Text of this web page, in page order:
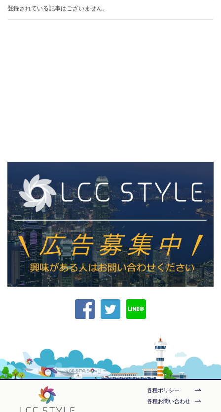
登録されている記事はございません。
各種ポリシー
各種お問い合わせ